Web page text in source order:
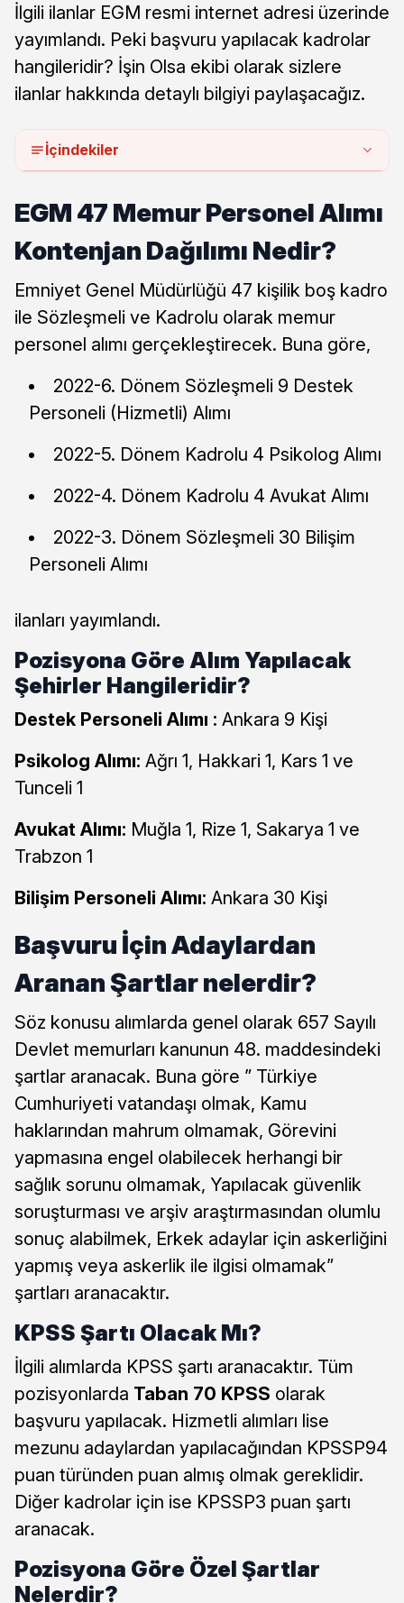
İlgili ilanlar EGM resmi internet adresi üzerinde
yayımlandı. Peki başvuru yapılacak kadrolar
hangileridir? İşin Olsa ekibi olarak sizlere
ilanlar hakkında detaylı bilgiyi paylaşacağız.
İçindekiler
EGM 47 Memur Personel Alımı
Kontenjan Dağılımı Nedir?
Emniyet Genel Müdürlüğü 47 kişilik boş kadro
ile Sözleşmeli ve Kadrolu olarak memur
personel alımı gerçekleştirecek. Buna göre,
2022-6. Dönem Sözleşmeli 9 Destek
Personeli (Hizmetli) Alımı
2022-5. Dönem Kadrolu 4 Psikolog Alımı
2022-4. Dönem Kadrolu 4 Avukat Alımı
2022-3. Dönem Sözleşmeli 30 Bilişim
Personeli Alımı
ilanları yayımlandı.
Pozisyona Göre Alım Yapılacak
Şehirler Hangileridir?
Destek Personeli Alımı : Ankara 9 Kişi
Psikolog Alımı: Ağrı 1, Hakkari 1, Kars 1 ve
Tunceli 1
Avukat Alımı: Muğla 1, Rize 1, Sakarya 1 ve
Trabzon 1
Bilişim Personeli Alımı: Ankara 30 Kişi
Başvuru İçin Adaylardan
Aranan Şartlar nelerdir?
Söz konusu alımlarda genel olarak 657 Sayılı
Devlet memurları kanunun 48. maddesindeki
şartlar aranacak. Buna göre ” Türkiye
Cumhuriyeti vatandaşı olmak, Kamu
haklarından mahrum olmamak, Görevini
yapmasına engel olabilecek herhangi bir
sağlık sorunu olmamak, Yapılacak güvenlik
soruşturması ve arşiv araştırmasından olumlu
sonuç alabilmek, Erkek adaylar için askerliğini
yapmış veya askerlik ile ilgisi olmamak”
şartları aranacaktır.
KPSS Şartı Olacak Mı?
İlgili alımlarda KPSS şartı aranacaktır. Tüm
pozisyonlarda Taban 70 KPSS olarak
başvuru yapılacak. Hizmetli alımları lise
mezunu adaylardan yapılacağından KPSSP94
puan türünden puan almış olmak gereklidir.
Diğer kadrolar için ise KPSSP3 puan şartı
aranacak.
Pozisyona Göre Özel Şartlar
Nelerdir?